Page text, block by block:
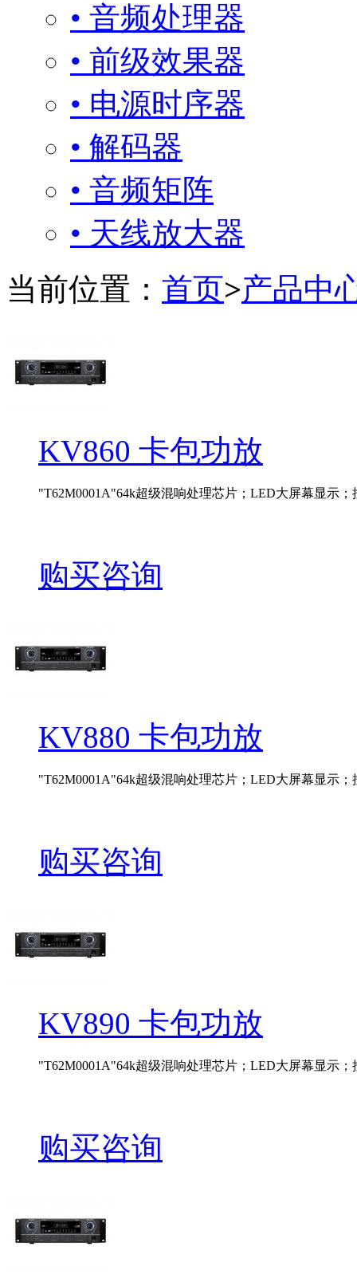
• 音频处理器
• 前级效果器
• 电源时序器
• 解码器
• 音频矩阵
• 天线放大器
当前位置： 首页>产品中
KV860 卡包功放
"T62M0001A"64k超级混响处理芯片；LED大屏幕显示；
购买咨询
KV880 卡包功放
"T62M0001A"64k超级混响处理芯片；LED大屏幕显示；
购买咨询
KV890 卡包功放
"T62M0001A"64k超级混响处理芯片；LED大屏幕显示；
购买咨询